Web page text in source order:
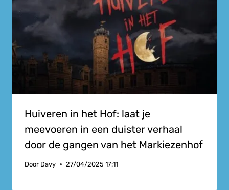
Huiveren in het Hof: laat je
meevoeren in een duister verhaal
door de gangen van het Markiezenhof
Door Davy 27/04/2025 17:11